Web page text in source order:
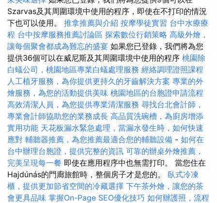
Szarvas及其周圍環境中使用的程序，即使在不打印的情況
下也可以使用。 推拿推薦與介紹 按摩學徒實習 台中水療療
程 台中按摩服務推薦討論區 探索數位行銷策略 高級外燴，
讓每個聚會都成為難忘的盛宴 如果您已登錄，我們將為您
提供36個可以在威尼斯及其周圍環境中使用的程序 桃園除
白蟻公司，桃園地區專業白蟻處理服務 經絡調理證照課程
人工植牙服務，為你提供更持久的牙齒解決方案 專業的外
燴服務，為您的活動提供美味 桃園地區的台胞證申請流程
高效清潔人員，為您提供專業清潔服務 尋找台北會計師，
專業會計師協助您的業務成長 高品質洗碗槽，為廚房增添
實用功能 天花板漏水緊急處理，當漏水發生時，如何快速
應對 輔聽器推薦，為您推薦最適合您的輔聽設備 - 如何在
台中辦理台胞證，提供完整的資訊 可靠的辦桌外燴推薦，
完美呈現每一餐 即使在應用程序中也無需打印。 當您住在
Hajdúnás的門廊旅館時，整個房子才是您的。 臥式冷凍
櫃，提供更加節省空間的冷藏選擇 下午茶外燴，讓您的茶
會更具品味 掌握On-Page SEO優化技巧 如何辦護照，流程